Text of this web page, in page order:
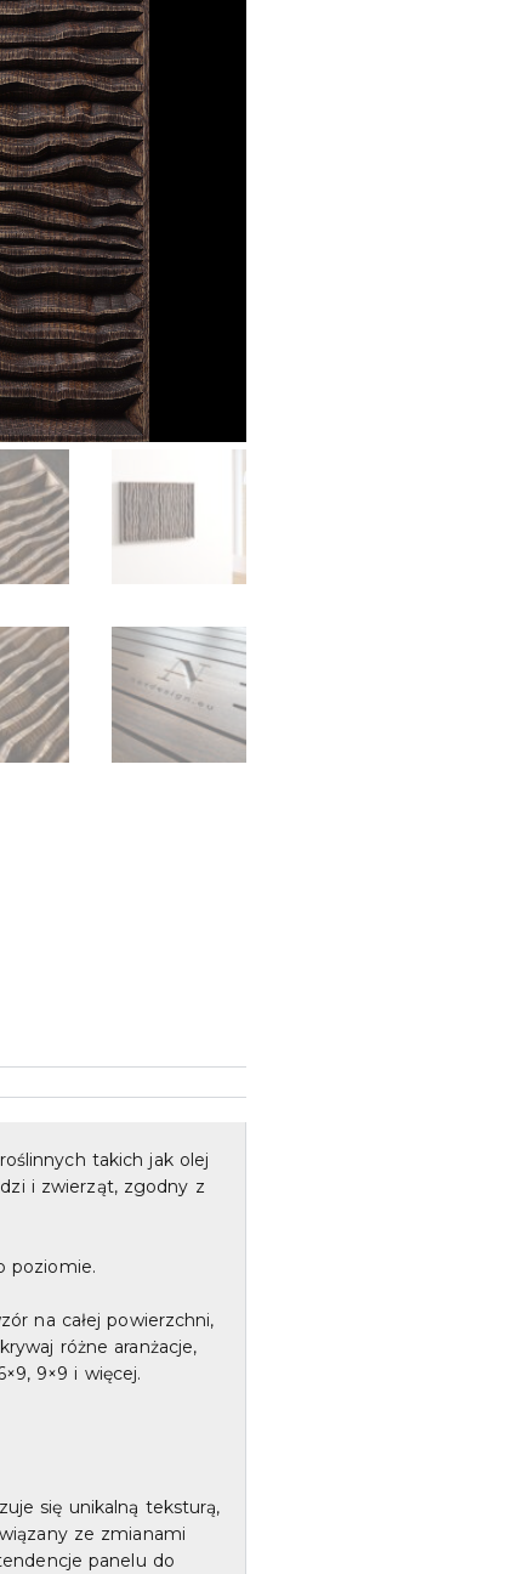
takich jak olej
i zwierząt, zgodny z
poziomie.
na całej powierzchni,
różne aranżacje,
9×9 i więcej.
się unikalną teksturą,
ze zmianami
panelu do